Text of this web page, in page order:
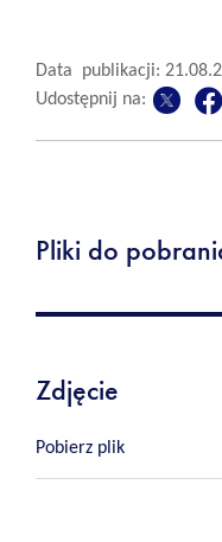
Data publikacji:
Udostępnij na:
Pliki do
Zdjęcie
Pobierz plik